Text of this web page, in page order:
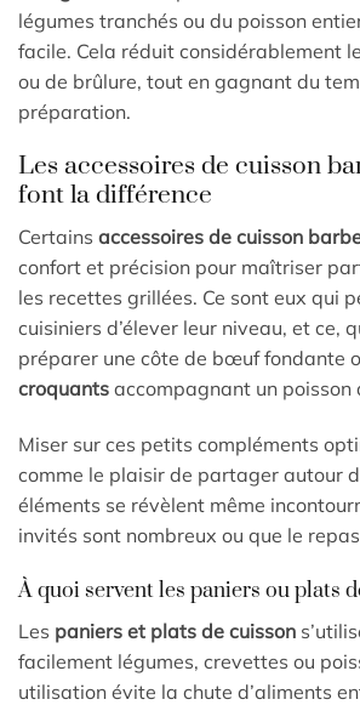
légumes tranchés ou du poisson
facile. Cela réduit considérablement
ou de brûlure, tout en gagnant du
préparation.
Les accessoires de cuisson
font la différence
Certains accessoires de cuisson
confort et précision pour maîtriser
les recettes grillées. Ce sont eux qui
cuisiniers d’élever leur niveau, et ce,
préparer une côte de bœuf fondante
croquants accompagnant un poisson
Miser sur ces petits compléments
comme le plaisir de partager autour
éléments se révèlent même
invités sont nombreux ou que le
À quoi servent les paniers ou plats
Les paniers et plats de cuisson
facilement légumes, crevettes ou
utilisation évite la chute d’aliments